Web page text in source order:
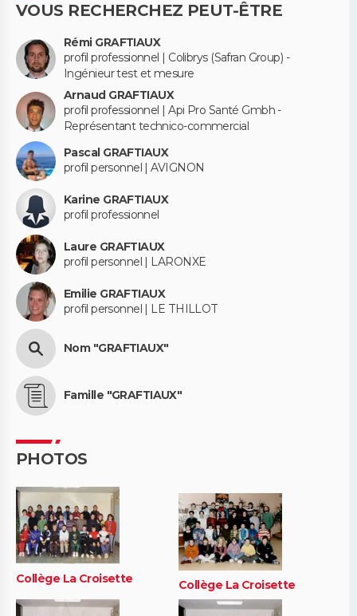
VOUS RECHERCHEZ PEUT-ÊTRE
Rémi GRAFTIAUX
profil professionnel | Colibrys (Safran Group) -
Ingénieur test et mesure
Arnaud GRAFTIAUX
profil professionnel | Api Pro Santé Gmbh -
Représentant technico-commercial
Pascal GRAFTIAUX
profil personnel | AVIGNON
Karine GRAFTIAUX
profil professionnel
Laure GRAFTIAUX
profil personnel | LARONXE
Emilie GRAFTIAUX
profil personnel | LE THILLOT
Nom "GRAFTIAUX"
Famille "GRAFTIAUX"
PHOTOS
Collège La Croisette Collège La Croisette